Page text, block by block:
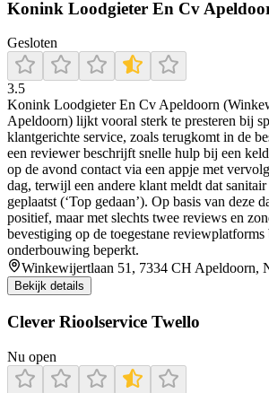
Konink Loodgieter En Cv
Gesloten
3.5
Konink Loodgieter En Cv Apeldoorn
Apeldoorn) lijkt vooral sterk te presteren bij
klantgerichte service, zoals terugkomt in de
een reviewer beschrijft snelle hulp bij een
op de avond contact via een appje met
dag, terwijl een andere klant meldt dat
geplaatst (‘Top gedaan’). Op basis van deze
positief, maar met slechts twee reviews en
bevestiging op de toegestane
onderbouwing beperkt.
Winkewijertlaan 51, 7334 CH Apeldoorn,
Bekijk details
Clever Rioolservice Twello
Nu open